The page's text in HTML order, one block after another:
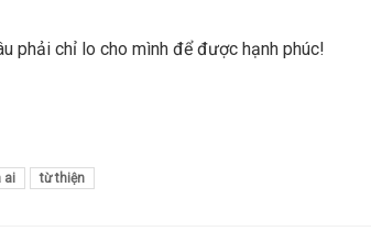
phải chỉ lo cho mình để được hạnh phúc!
ai từ thiện